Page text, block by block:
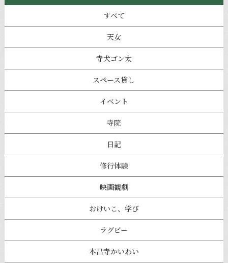
すべて
天女
寺犬ゴン太
スペース貸し
イベント
寺院
日記
修行体験
映画観劇
おけいこ、学び
ラグビー
本昌寺かいわい